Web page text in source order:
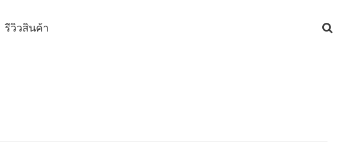
รีวิวสินค้า